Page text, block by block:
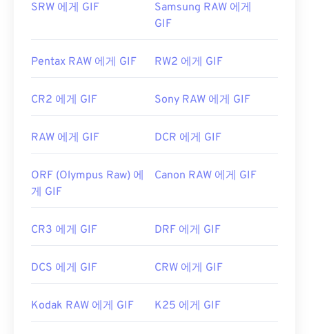
최초 출시: 1987년 6월 15일
SRW 에게 GIF
Samsung RAW 에게
GIF
Pentax RAW 에게 GIF RW2 에게 GIF
CR2 에게 GIF Sony RAW 에게 GIF
RAW 에게 GIF DCR 에게 GIF
ORF (Olympus Raw) 에
게 GIF
Canon RAW 에게 GIF
CR3 에게 GIF DRF 에게 GIF
DCS 에게 GIF CRW 에게 GIF
Kodak RAW 에게 GIF K25 에게 GIF